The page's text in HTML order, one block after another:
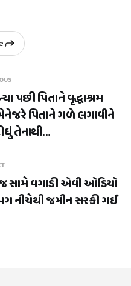
પછી પિતાને વૃદ્ધાશ્રમ
પિતાને ગળે લગાવીને
તેનાથી...
સામે વગાડી એવી ઓડિયો
નીચેથી જમીન સરકી ગઈ